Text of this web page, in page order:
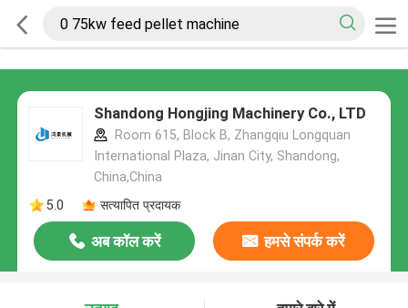
Shandong Hongjing Machinery Co., LTD
Room 615, Block B, Zhangqiu Longquan
International Plaza, Jinan City, Shandong,
China,China
5.0
सत्यापित प्रदायक
अब कॉल करें हमसे संपर्क करें